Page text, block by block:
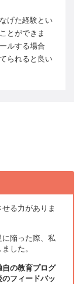
げた経験とい
とができま
ルする場合
られると良い
る力がありま
陥った際、私
した。
の教育プログ
フィードバッ